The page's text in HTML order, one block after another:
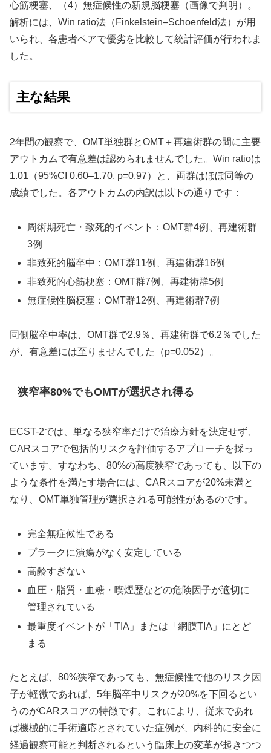
心筋梗塞、（4）無症候性の新規脳梗塞（画像で判明）。
解析には、Win ratio法（Finkelstein–Schoenfeld法）が用
いられ、各患者ペアで優劣を比較して統計評価が行われま
した。
主な結果
2年間の観察で、OMT単独群とOMT＋再建術群の間に主要
アウトカムで有意差は認められませんでした。Win ratioは
1.01（95%CI 0.60–1.70, p=0.97）と、両群はほぼ同等の
成績でした。各アウトカムの内訳は以下の通りです：
周術期死亡・致死的イベント：OMT群4例、再建術群
3例
非致死的脳卒中：OMT群11例、再建術群16例
非致死的心筋梗塞：OMT群7例、再建術群5例
無症候性脳梗塞：OMT群12例、再建術群7例
同側脳卒中率は、OMT群で2.9％、再建術群で6.2％でした
が、有意差には至りませんでした（p=0.052）。
狭窄率80%でもOMTが選択され得る
ECST-2では、単なる狭窄率だけで治療方針を決定せず、
CARスコアで包括的リスクを評価するアプローチを採っ
ています。すなわち、80%の高度狭窄であっても、以下の
ような条件を満たす場合には、CARスコアが20%未満と
なり、OMT単独管理が選択される可能性があるのです。
完全無症候性である
プラークに潰瘍がなく安定している
高齢すぎない
血圧・脂質・血糖・喫煙歴などの危険因子が適切に
管理されている
最重度イベントが「TIA」または「網膜TIA」にとど
まる
たとえば、80%狭窄であっても、無症候性で他のリスク因
子が軽微であれば、5年脳卒中リスクが20%を下回るとい
うのがCARスコアの特徴です。これにより、従来であれ
ば機械的に手術適応とされていた症例が、内科的に安全に
経過観察可能と判断されるという臨床上の変革が起きつつ